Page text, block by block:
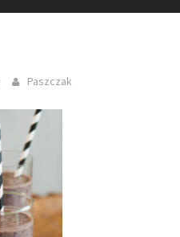
Paszczak